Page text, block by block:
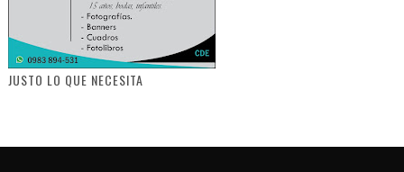
JUSTO LO QUE NECESITA